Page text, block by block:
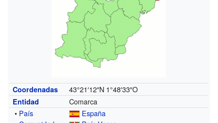
Coordenadas 43°21′12″N 1°48′33″O
Entidad
Comarca
• País
España